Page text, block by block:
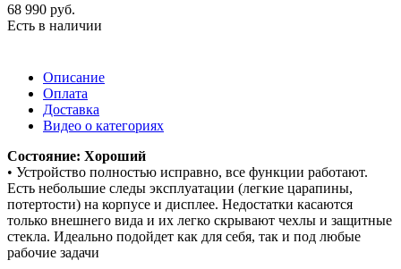
68 990 руб.
Есть в наличии
Описание
Оплата
Доставка
Видео о категориях
Состояние: Хороший
• Устройство полностью исправно, все функции работают.
Есть небольшие следы эксплуатации (легкие царапины,
потертости) на корпусе и дисплее. Недостатки касаются
только внешнего вида и их легко скрывают чехлы и защитные
стекла. Идеально подойдет как для себя, так и под любые
рабочие задачи